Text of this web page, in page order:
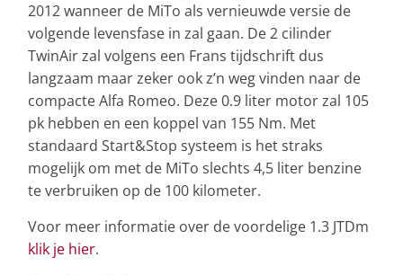
2012 wanneer de MiTo als vernieuwde versie de
volgende levensfase in zal gaan. De 2 cilinder
TwinAir zal volgens een Frans tijdschrift dus
langzaam maar zeker ook z’n weg vinden naar de
compacte Alfa Romeo. Deze 0.9 liter motor zal 105
pk hebben en een koppel van 155 Nm. Met
standaard Start&Stop systeem is het straks
mogelijk om met de MiTo slechts 4,5 liter benzine
te verbruiken op de 100 kilometer.
Voor meer informatie over de voordelige 1.3 JTDm
klik je hier.